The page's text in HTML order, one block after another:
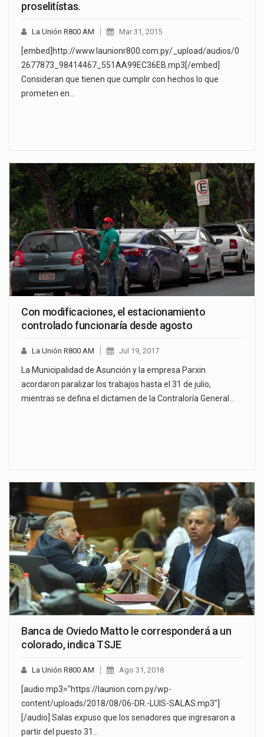
proselitístas.
La Unión R800 AM Mar 31, 2015
[embed]http://www.launionr800.com.py/_upload/audios/0
2677873_98414467_551AA99EC36EB.mp3[/embed]
Consideran que tienen que cumplir con hechos lo que
prometen en…
Con modificaciones, el estacionamiento
controlado funcionaría desde agosto
La Unión R800 AM Jul 19, 2017
La Municipalidad de Asunción y la empresa Parxin
acordaron paralizar los trabajos hasta el 31 de julio,
mientras se defina el dictamen de la Contraloría General…
Banca de Oviedo Matto le corresponderá a un
colorado, indica TSJE
La Unión R800 AM Ago 31, 2018
[audio mp3="https://launion.com.py/wp-
content/uploads/2018/08/06-DR.-LUIS-SALAS.mp3"]
[/audio] Salas expuso que los senadores que ingresaron a
partir del puesto 31…